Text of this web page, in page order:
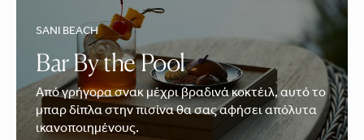
SANI BEACH
Bar By the Pool
Από γρήγορα σνακ μέχρι βραδινά κοκτέιλ, αυτό το
μπαρ δίπλα στην πισίνα θα σας αφήσει απόλυτα
ικανοποιημένους.